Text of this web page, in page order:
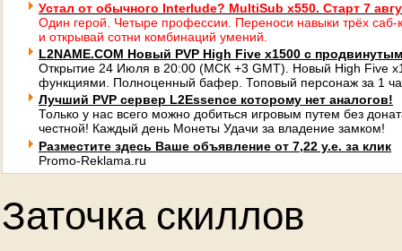
Устал от обычного Interlude? MultiSub x550. Старт 7
Один герой. Четыре профессии. Переноси навыки трёх саб-
и открывай сотни комбинаций умений.
L2NAME.COM Новый PVP High Five x1500 с
Открытие 24 Июля в 20:00 (МСК +3 GMT). Новый High Five
функциями. Полноценный бафер. Топовый персонаж за 1
Лучший PVP сервер L2Essence которому нет аналогов!
Только у нас всего можно добиться игровым путем без
честной! Каждый день Монеты Удачи за владение замком!
Разместите здесь Ваше объявление от 7,22 у.е. за клик
Promo-Reklama.ru
Заточка скиллов